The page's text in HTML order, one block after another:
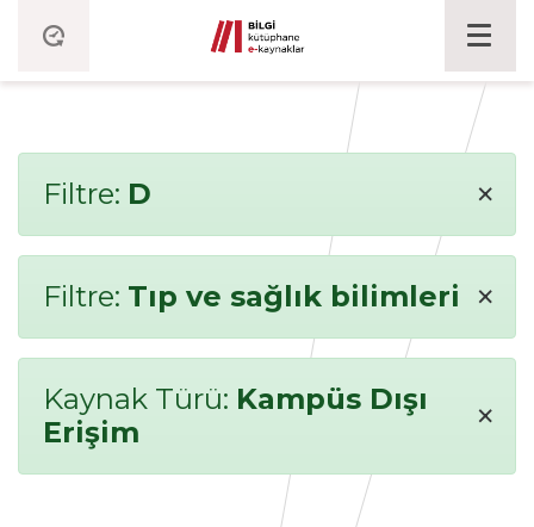
Filtre: D ×
Filtre: Tıp ve sağlık bilimleri ×
Kaynak Türü: Kampüs Dışı
Erişim
×